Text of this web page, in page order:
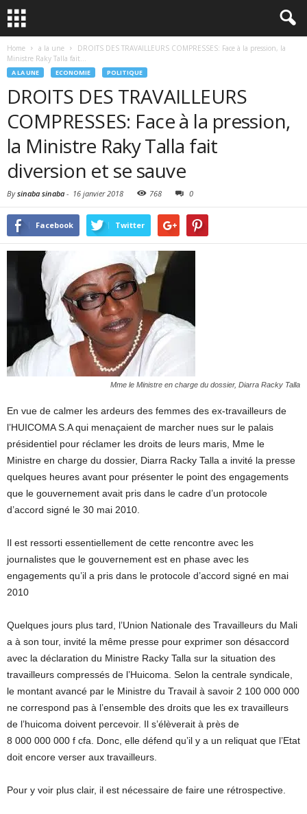
Home a la une
DROITS DES TRAVAILLEURS COMPRESSES: Face à la pression, la
Ministre Raky Talla fait...
A LA UNE ECONOMIE POLITIQUE
DROITS DES TRAVAILLEURS
COMPRESSES: Face à la pression,
la Ministre Raky Talla fait
diversion et se sauve
Bysinaba sinaba - 16 janvier 2018 768 0
Facebook Twitter
Mme le Ministre en charge du dossier, Diarra Racky Talla
En vue de calmer les ardeurs des femmes des ex-travailleurs de
l’HUICOMA S.A qui menaçaient de marcher nues sur le palais
présidentiel pour réclamer les droits de leurs maris, Mme le
Ministre en charge du dossier, Diarra Racky Talla a invité la presse
quelques heures avant pour présenter le point des engagements
que le gouvernement avait pris dans le cadre d’un protocole
d’accord signé le 30 mai 2010.
Il est ressorti essentiellement de cette rencontre avec les
journalistes que le gouvernement est en phase avec les
engagements qu’il a pris dans le protocole d’accord signé en mai
2010
Quelques jours plus tard, l’Union Nationale des Travailleurs du Mali
a à son tour, invité la même presse pour exprimer son désaccord
avec la déclaration du Ministre Racky Talla sur la situation des
travailleurs compressés de l’Huicoma. Selon la centrale syndicale,
le montant avancé par le Ministre du Travail à savoir 2 100 000 000
ne correspond pas à l’ensemble des droits que les ex travailleurs
de l’huicoma doivent percevoir. Il s’élèverait à près de
8 000 000 000 f cfa. Donc, elle défend qu’il y a un reliquat que l’Etat
doit encore verser aux travailleurs.
Pour y voir plus clair, il est nécessaire de faire une rétrospective.